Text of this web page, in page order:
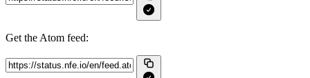
Get the Atom feed: